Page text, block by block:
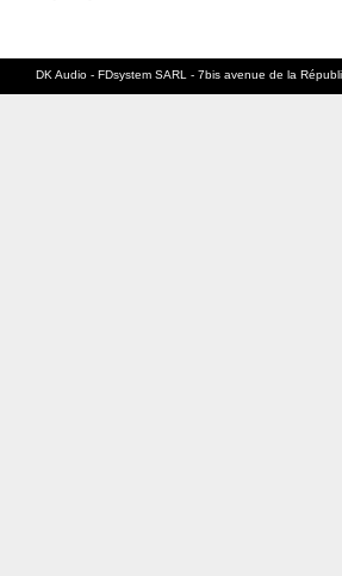
DK Audio - FDsystem SARL - 7bis avenue de la